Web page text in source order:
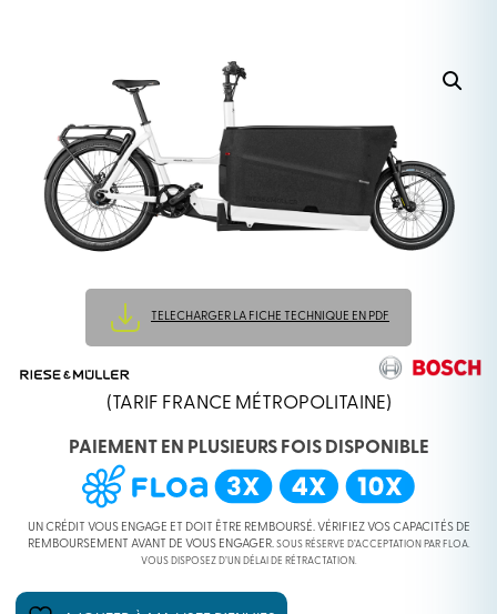
TELECHARGER LA FICHE TECHNIQUE EN PDF
(TARIF FRANCE MÉTROPOLITAINE)
PAIEMENT EN PLUSIEURS FOIS DISPONIBLE
UN CRÉDIT VOUS ENGAGE ET DOIT ÊTRE REMBOURSÉ. VÉRIFIEZ VOS CAPACITÉS DE
REMBOURSEMENT AVANT DE VOUS ENGAGER. SOUS RÉSERVE D’ACCEPTATION PAR FLOA.
VOUS DISPOSEZ D’UN DÉLAI DE RÉTRACTATION.